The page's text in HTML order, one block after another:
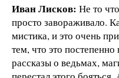
Иван Лисков: Не то
просто завораживало.
мистика, и это очень
тем, что это
рассказы о ведьмах,